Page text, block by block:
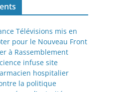
Télévisions mis en
pour le Nouveau Front
à Rassemblement
infuse site
hospitalier
la politique